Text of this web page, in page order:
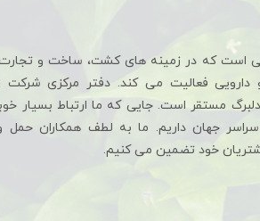
است که در زمینه های کشت، ساخت و تجارت
دارویی فعالیت می کند. دفتر مرکزی شرکت
مستقر است. جایی که ما ارتباط بسیار
جهان داریم. ما به لطف همکاران حمل
خود تضمین می کنیم.